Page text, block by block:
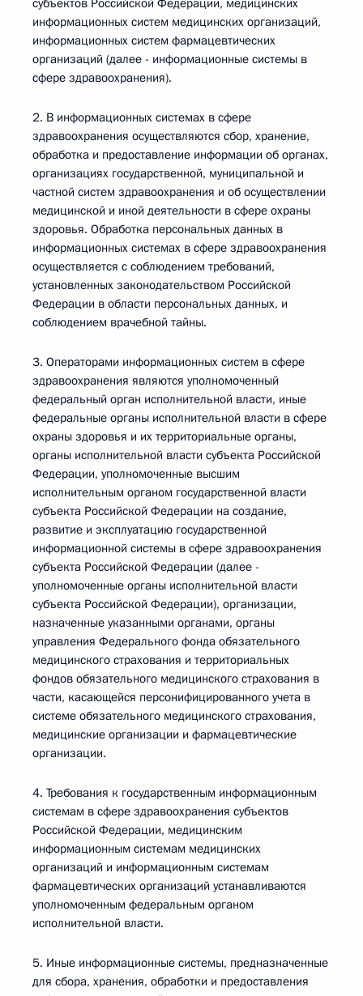
субъектов Российской Федерации, медицинских
информационных систем медицинских организаций,
информационных систем фармацевтических
организаций (далее - информационные системы в
сфере здравоохранения).
2. В информационных системах в сфере
здравоохранения осуществляются сбор, хранение,
обработка и предоставление информации об органах,
организациях государственной, муниципальной и
частной систем здравоохранения и об осуществлении
медицинской и иной деятельности в сфере охраны
здоровья. Обработка персональных данных в
информационных системах в сфере здравоохранения
осуществляется с соблюдением требований,
установленных законодательством Российской
Федерации в области персональных данных, и
соблюдением врачебной тайны.
3. Операторами информационных систем в сфере
здравоохранения являются уполномоченный
федеральный орган исполнительной власти, иные
федеральные органы исполнительной власти в сфере
охраны здоровья и их территориальные органы,
органы исполнительной власти субъекта Российской
Федерации, уполномоченные высшим
исполнительным органом государственной власти
субъекта Российской Федерации на создание,
развитие и эксплуатацию государственной
информационной системы в сфере здравоохранения
субъекта Российской Федерации (далее -
уполномоченные органы исполнительной власти
субъекта Российской Федерации), организации,
назначенные указанными органами, органы
управления Федерального фонда обязательного
медицинского страхования и территориальных
фондов обязательного медицинского страхования в
части, касающейся персонифицированного учета в
системе обязательного медицинского страхования,
медицинские организации и фармацевтические
организации.
4. Требования к государственным информационным
системам в сфере здравоохранения субъектов
Российской Федерации, медицинским
информационным системам медицинских
организаций и информационным системам
фармацевтических организаций устанавливаются
уполномоченным федеральным органом
исполнительной власти.
5. Иные информационные системы, предназначенные
для сбора, хранения, обработки и предоставления